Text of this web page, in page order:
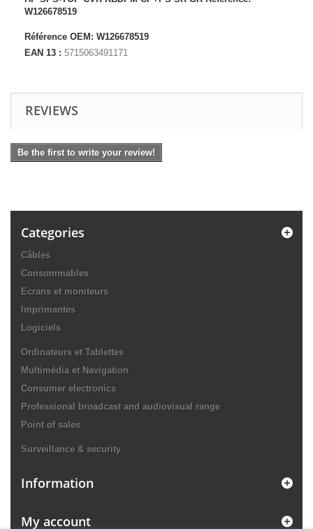
W126678519
Référence OEM: W126678519
EAN 13 : 5715063491171
REVIEWS
Be the first to write your review!
Categories
Câbles
Consommables
Ecrans et moniteurs
Imprimantes
Logiciels
Ordinateurs et Tablettes
Multimédia et Navigation
Consumer electronics
Professional broadcast and audiovisual range
Point of sales
Surveillance & security
Information
My account